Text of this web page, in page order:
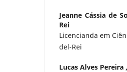
Jeanne Cássia de
Rei
Licencianda em
del-Rei
Lucas Alves Pereira ,